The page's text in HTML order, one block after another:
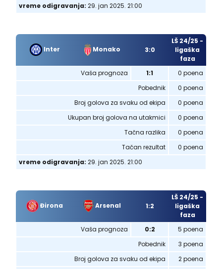
vreme odigravanja: 29. jan 2025. 21:00
Inter Monako 3:0
LŠ 24/25 -
ligaška
faza
Vaša prognoza
1:1
0 poena
Pobednik
0 poena
Broj golova za svaku od ekipa
0 poena
Ukupan broj golova na utakmici
0 poena
Tačna razlika
0 poena
Tačan rezultat
0 poena
vreme odigravanja: 29. jan 2025. 21:00
Đirona Arsenal 1:2
LŠ 24/25 -
ligaška
faza
Vaša prognoza
0:2
5 poena
Pobednik
3 poena
Broj golova za svaku od ekipa
2 poena